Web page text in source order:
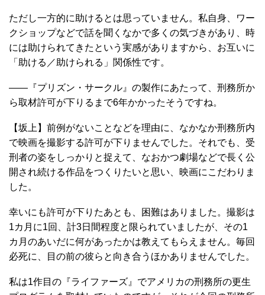
ただし一方的に助けるとは思っていません。私自身、ワー
クショップなどで話を聞くなかで多くの気づきがあり、時
には助けられてきたという実感がありますから、お互いに
「助ける／助けられる」関係性です。
――『プリズン・サークル』の製作にあたって、刑務所か
ら取材許可が下りるまで6年かかったそうですね。
【坂上】前例がないことなどを理由に、なかなか刑務所内
で映画を撮影する許可が下りませんでした。それでも、受
刑者の姿をしっかりと捉えて、なおかつ劇場などで長く公
開され続ける作品をつくりたいと思い、映画にこだわりま
した。
幸いにも許可が下りたあとも、困難はありました。撮影は
1カ月に1回、計3日間程度と限られていましたが、その1
カ月のあいだに何があったかは教えてもらえません。毎回
必死に、目の前の彼らと向き合うほかありませんでした。
私は1作目の『ライファーズ』でアメリカの刑務所の更生